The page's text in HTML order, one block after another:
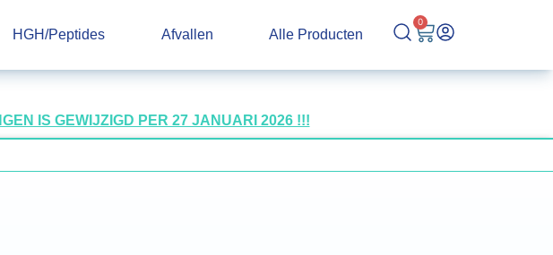
HGH/Peptides Afvallen Alle Producten
0
IS GEWIJZIGD PER 27 JANUARI 2026 !!!